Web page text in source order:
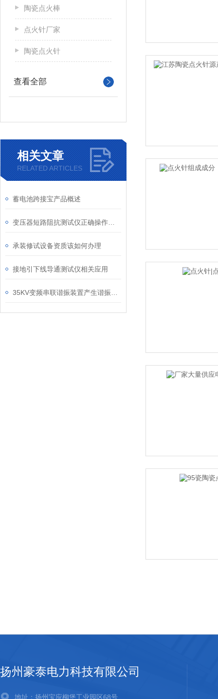
陶瓷点火棒
点火针厂家
陶瓷点火针
查看全部
相关文章
RELATED ARTICLES
蓄电池跨接宝产品概述
承装修试设备资质该如何办理
接地引下线导通测试仪相关应用
扬州豪泰电力科技有限公司
地址：扬州宝应柳堡工业园区68号